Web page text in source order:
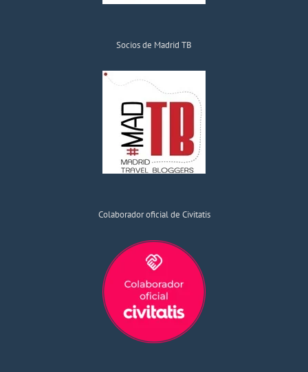
Socios de Madrid TB
Colaborador oficial de Civitatis